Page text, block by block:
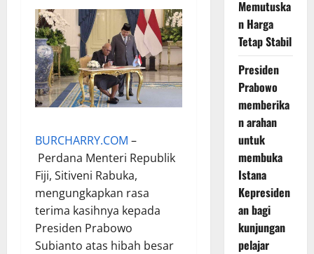
BURCHARRY.COM –
Perdana Menteri Republik
Fiji, Sitiveni Rabuka,
mengungkapkan rasa
terima kasihnya kepada
Presiden Prabowo
Subianto atas hibah besar
Memutuska
n Harga
Tetap Stabil
Presiden
Prabowo
memberika
n arahan
untuk
membuka
Istana
Kepresiden
an bagi
kunjungan
pelajar